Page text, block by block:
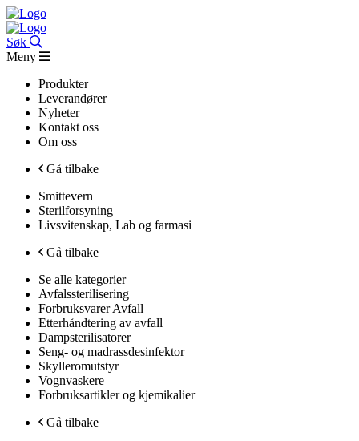
Søk
Meny
Produkter
Leverandører
Nyheter
Kontakt oss
Om oss
Gå tilbake
Smittevern
Sterilforsyning
Livsvitenskap, Lab og farmasi
Gå tilbake
Se alle kategorier
Avfalssterilisering
Forbruksvarer Avfall
Etterhåndtering av avfall
Dampsterilisatorer
Seng- og madrassdesinfektor
Skylleromutstyr
Vognvaskere
Forbruksartikler og kjemikalier
Gå tilbake